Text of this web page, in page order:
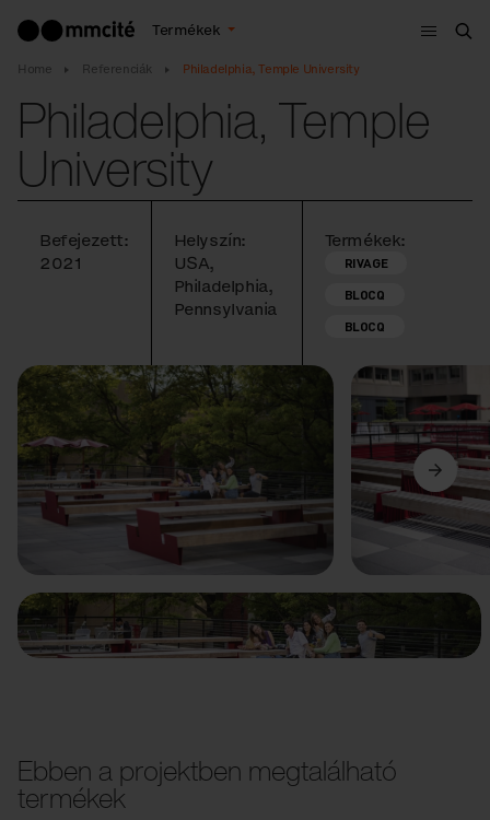
Termékek
Menü
Home Referenciák Philadelphia, Temple University
Philadelphia, Temple
University
Befejezett:
2021
Helyszín:
USA,
Philadelphia,
Pennsylvania
Termékek:
RIVAGE
BLOCQ
BLOCQ
Előző Következő
Ebben a projektben megtalálható
termékek